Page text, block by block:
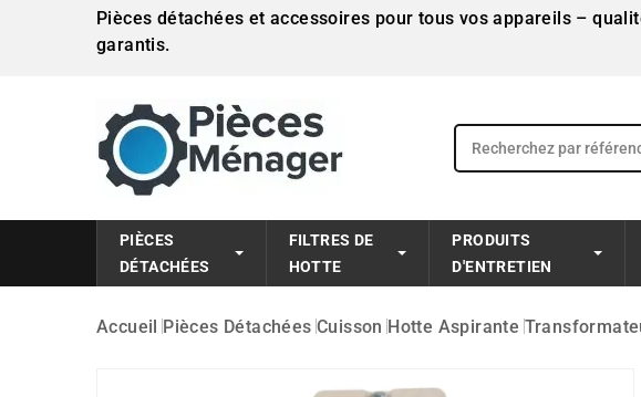
Pièces détachées et accessoires pour tous vos appareils –
garantis.
PIÈCES
DÉTACHÉES
FILTRES DE
HOTTE
PRODUITS
D'ENTRETIEN
Accueil Pièces Détachées Cuisson Hotte Aspirante